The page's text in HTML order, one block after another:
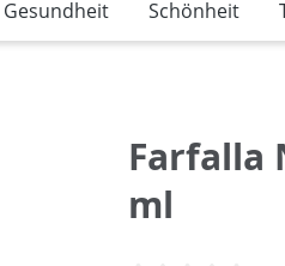
Gesundheit Schönheit
Farfalla
ml